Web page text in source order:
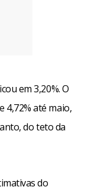
em 3,20%. O
4,72% até maio,
do teto da
do